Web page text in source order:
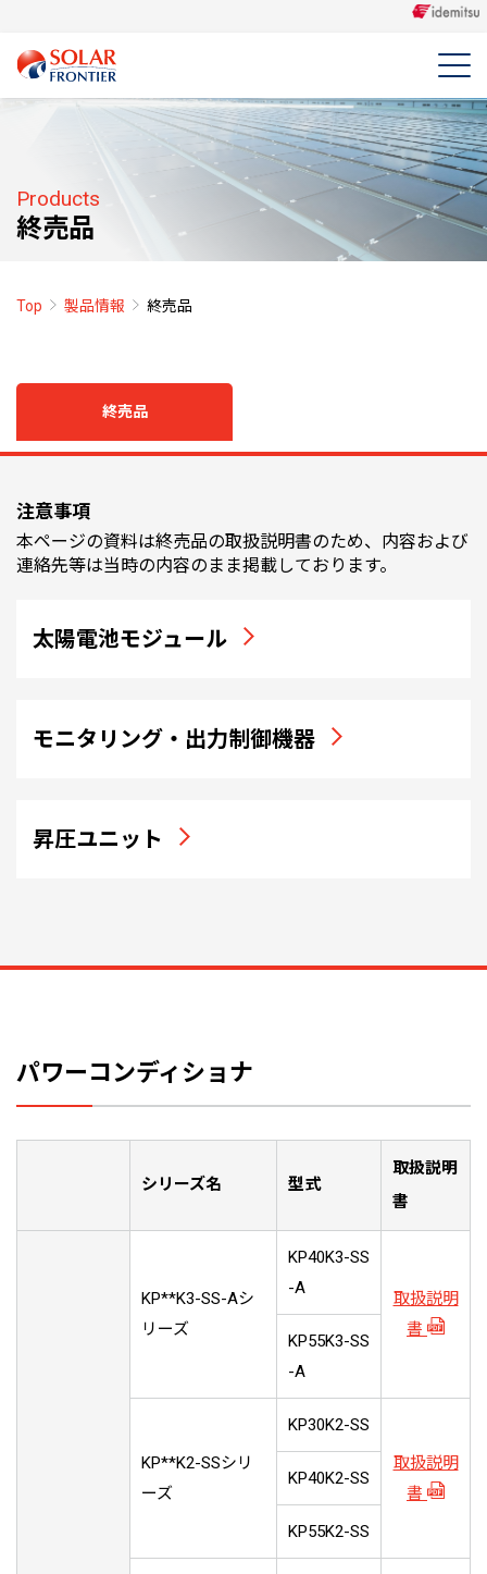
Products
終売品
Top 製品情報 終売品
終売品
注意事項
本ページの資料は終売品の取扱説明書のため、内容および
連絡先等は当時の内容のまま掲載しております。
太陽電池モジュール
モニタリング・出力制御機器
昇圧ユニット
パワーコンディショナ
シリーズ名 型式
取扱説明
書
KP**K3-SS-Aシ
リーズ
KP40K3-SS
-A
取扱説明
書
KP55K3-SS
-A
KP**K2-SSシリ
ーズ
KP30K2-SS
取扱説明
書
KP40K2-SS
KP55K2-SS